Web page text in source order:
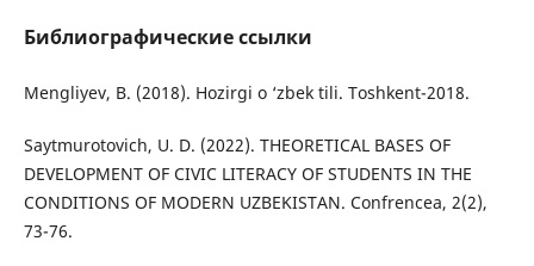
Библиографические ссылки
Mengliyev, B. (2018). Hozirgi o ‘zbek tili. Toshkent-2018.
Saytmurotovich, U. D. (2022). THEORETICAL BASES OF
DEVELOPMENT OF CIVIC LITERACY OF STUDENTS IN THE
CONDITIONS OF MODERN UZBEKISTAN. Confrencea, 2(2),
73-76.